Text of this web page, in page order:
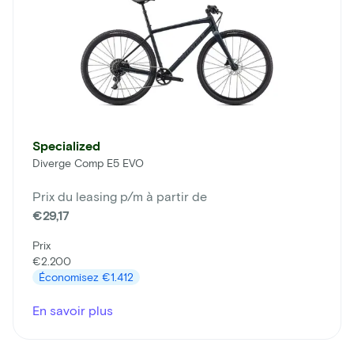
Specialized
Diverge Comp E5 EVO
Prix du leasing p/m à partir de
€29,17
Prix
€2.200
Économisez €1.412
En savoir plus